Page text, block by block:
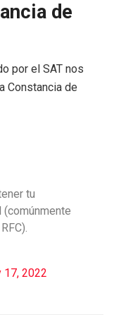
de
por el SAT nos
Constancia de
tu
(comúnmente
17, 2022